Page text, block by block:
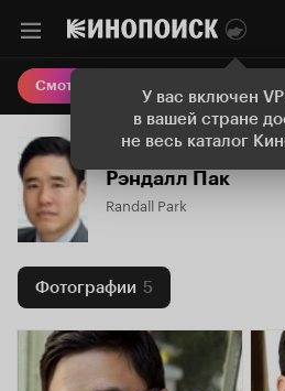
У вас включен
в вашей стране
не весь каталог
Смотреть кино Онлайн-
Рэндалл Пак
Randall Park
Фотографии 5